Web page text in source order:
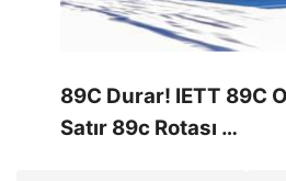
89C Durar! IETT 89C
Satır 89c Rotası …